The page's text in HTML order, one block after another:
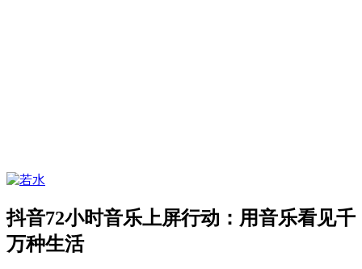
抖音72小时音乐上屏行动：用音乐看见千
万种生活